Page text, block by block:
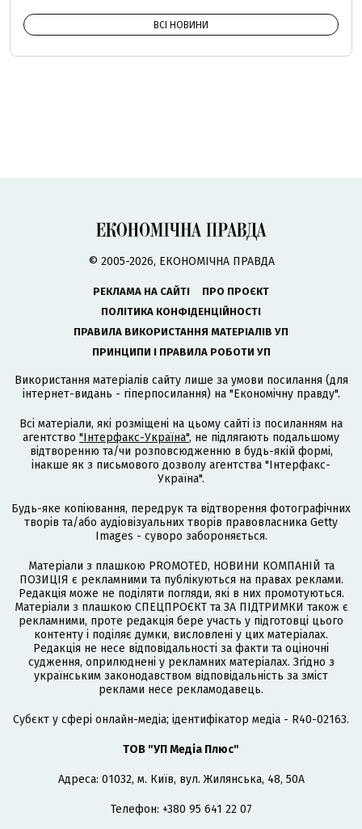
ВСІ НОВИНИ
© 2005-2026, ЕКОНОМІЧНА ПРАВДА
РЕКЛАМА НА САЙТІ
ПРО ПРОЄКТ
ПОЛІТИКА КОНФІДЕНЦІЙНОСТІ
ПРАВИЛА ВИКОРИСТАННЯ МАТЕРІАЛІВ УП
ПРИНЦИПИ І ПРАВИЛА РОБОТИ УП
Використання матеріалів сайту лише за умови посилання (для
інтернет-видань - гіперпосилання) на "Економічну правду".
Всі матеріали, які розміщені на цьому сайті із посиланням на
агентство "Інтерфакс-Україна", не підлягають подальшому
відтворенню та/чи розповсюдженню в будь-якій формі,
інакше як з письмового дозволу агентства "Інтерфакс-
Україна".
Будь-яке копіювання, передрук та відтворення фотографічних
творів та/або аудіовізуальних творів правовласника Getty
Images - суворо забороняється.
Матеріали з плашкою PROMOTED, НОВИНИ КОМПАНІЙ та
ПОЗИЦІЯ є рекламними та публікуються на правах реклами.
Редакція може не поділяти погляди, які в них промотуються.
Матеріали з плашкою СПЕЦПРОЄКТ та ЗА ПІДТРИМКИ також є
рекламними, проте редакція бере участь у підготовці цього
контенту і поділяє думки, висловлені у цих матеріалах.
Редакція не несе відповідальності за факти та оціночні
судження, оприлюднені у рекламних матеріалах. Згідно з
українським законодавством відповідальність за зміст
реклами несе рекламодавець.
Cубєкт у сфері онлайн-медіа; ідентифікатор медіа - R40-02163.
ТОВ "УП Медіа Плюс"
Адреса: 01032, м. Київ, вул. Жилянська, 48, 50А
Телефон: +380 95 641 22 07